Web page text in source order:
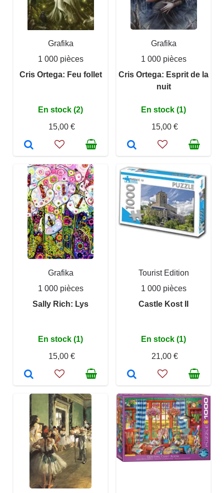
Grafika
1 000 pièces
Cris Ortega: Feu follet
En stock (2)
15,00 €
Grafika
1 000 pièces
Cris Ortega: Esprit de la
nuit
En stock (1)
15,00 €
Grafika
1 000 pièces
Sally Rich: Lys
En stock (1)
15,00 €
Tourist Edition
1 000 pièces
Castle Kost II
En stock (1)
21,00 €